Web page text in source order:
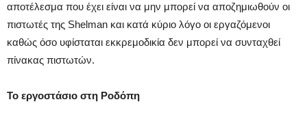
αποτέλεσμα που έχει είναι να μην μπορεί να αποζημιωθούν οι
πιστωτές της Shelman και κατά κύριο λόγο οι εργαζόμενοι
καθώς όσο υφίσταται εκκρεμοδικία δεν μπορεί να συνταχθεί
πίνακας πιστωτών.
Το εργοστάσιο στη Ροδόπη